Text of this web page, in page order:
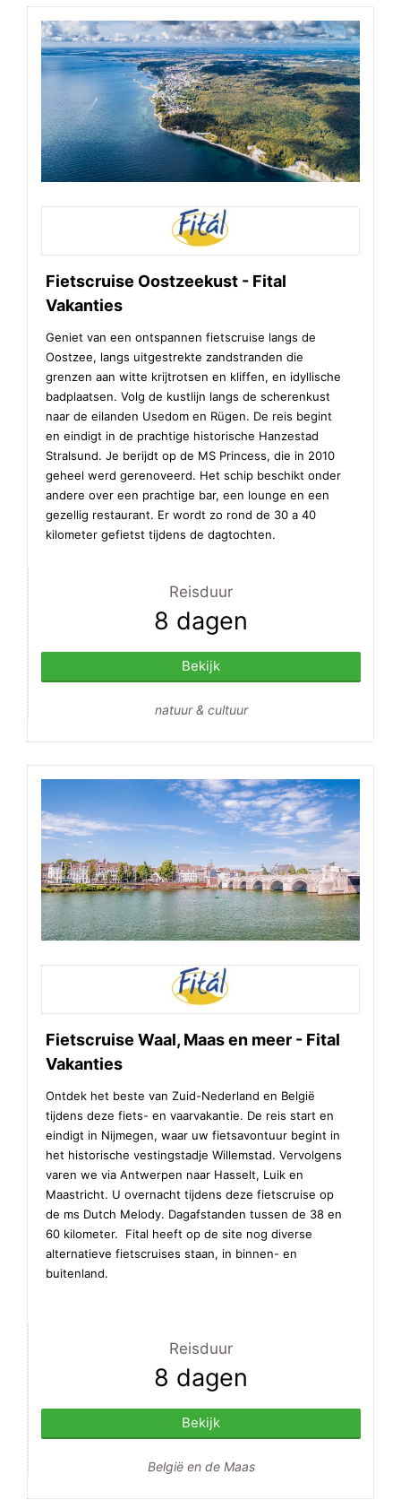
Fietscruise Oostzeekust - Fital
Vakanties
Geniet van een ontspannen fietscruise langs de
Oostzee, langs uitgestrekte zandstranden die
grenzen aan witte krijtrotsen en kliffen, en idyllische
badplaatsen. Volg de kustlijn langs de scherenkust
naar de eilanden Usedom en Rügen. De reis begint
en eindigt in de prachtige historische Hanzestad
Stralsund. Je berijdt op de MS Princess, die in 2010
geheel werd gerenoveerd. Het schip beschikt onder
andere over een prachtige bar, een lounge en een
gezellig restaurant. Er wordt zo rond de 30 a 40
kilometer gefietst tijdens de dagtochten.
Reisduur
8 dagen
Bekijk
natuur & cultuur
Fietscruise Waal, Maas en meer - Fital
Vakanties
Ontdek het beste van Zuid-Nederland en België
tijdens deze fiets- en vaarvakantie. De reis start en
eindigt in Nijmegen, waar uw fietsavontuur begint in
het historische vestingstadje Willemstad. Vervolgens
varen we via Antwerpen naar Hasselt, Luik en
Maastricht. U overnacht tijdens deze fietscruise op
de ms Dutch Melody. Dagafstanden tussen de 38 en
60 kilometer. Fital heeft op de site nog diverse
alternatieve fietscruises staan, in binnen- en
buitenland.
Reisduur
8 dagen
Bekijk
België en de Maas